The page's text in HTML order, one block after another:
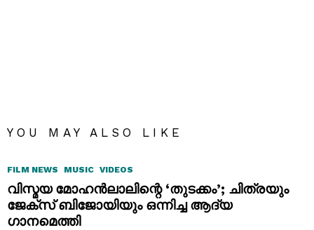
YOU MAY ALSO LIKE
FILM NEWS MUSIC VIDEOS
വിസ്മയ മോഹൻലാലിന്റെ ‘തുടക്കം’; ചിത്രയും
ജേക്സ് ബിജോയിയും ഒന്നിച്ച ആദ്യ
ഗാനമെത്തി